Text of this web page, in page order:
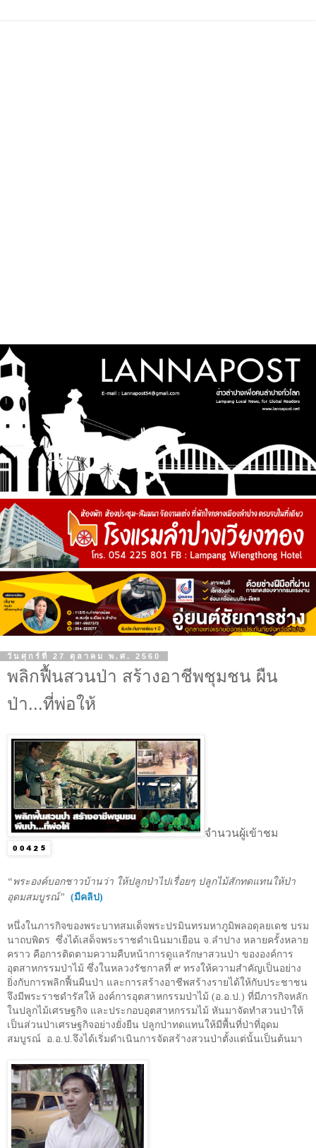
วันศุกร์ที่ 27 ตุลาคม พ.ศ. 2560
พลิกฟื้นสวนป่า สร้างอาชีพชุมชน ผืน
ป่า...ที่พ่อให้
จำนวนผู้เข้าชม
“พระองค์บอกชาวบ้านว่า ให้ปลูกป่าไปเรื่อยๆ ปลูกไม้สักทดแทนให้ป่า
อุดมสมบูรณ์” (มีคลิป)
หนึ่งในภารกิจของพระบาทสมเด็จพระปรมินทรมหาภูมิพลอดุลยเดช บรม
นาถบพิตร ซึ่งได้เสด็จพระราชดำเนินมาเยือน จ.ลำปาง หลายครั้งหลาย
คราว คือการติดตามความคืบหน้าการดูแลรักษาสวนป่า ขององค์การ
อุตสาหกรรมป่าไม้ ซึ่งในหลวงรัชกาลที่ ๙ ทรงให้ความสำคัญเป็นอย่าง
ยิ่งกับการพลิกฟื้นผืนป่า และการสร้างอาชีพสร้างรายได้ให้กับประชาชน
จึงมีพระราชดำรัสให้ องค์การอุตสาหกรรมป่าไม้ (อ.อ.ป.) ที่มีภารกิจหลัก
ในปลูกไม้เศรษฐกิจ และประกอบอุตสาหกรรมไม้ หันมาจัดทำสวนป่าให้
เป็นส่วนป่าเศรษฐกิจอย่างยั่งยืน ปลูกป่าทดแทนให้มีพื้นที่ป่าที่อุดม
สมบูรณ์ อ.อ.ป.จึงได้เริ่มดำเนินการจัดสร้างสวนป่าตั้งแต่นั้นเป็นต้นมา